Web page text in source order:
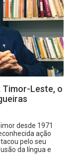
Timor-Leste, o
desde 1971
ação
pelo seu
da língua e